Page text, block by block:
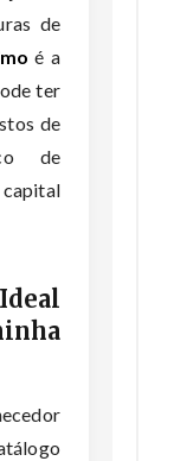
de
é a
ter
de
de